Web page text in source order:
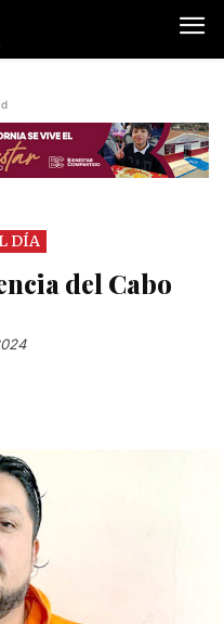
DÍA
del Cabo